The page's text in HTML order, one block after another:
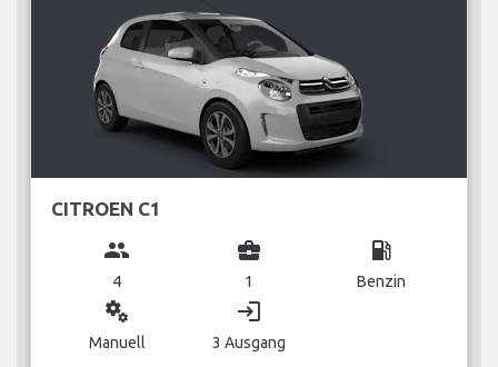
CITROEN C1
group
4
business_center
1
local_gas_station
Benzin
miscellaneous_services
Manuell
login
3 Ausgang